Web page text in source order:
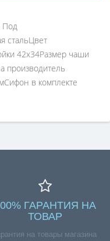
Под
стальЦвет
42x34Размер чаши
производитель
в комплекте
ГАРАНТИЯ НА
ТОВАР
на товары магазина